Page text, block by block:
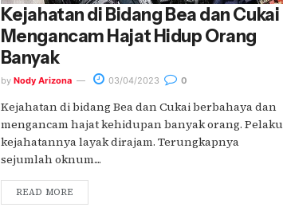
Kejahatan di Bidang Bea dan Cukai
Mengancam Hajat Hidup Orang
Banyak
by Nody Arizona 03/04/2023 0
Kejahatan di bidang Bea dan Cukai berbahaya dan
mengancam hajat kehidupan banyak orang. Pelaku
kejahatannya layak dirajam. Terungkapnya
sejumlah oknum....
READ MORE